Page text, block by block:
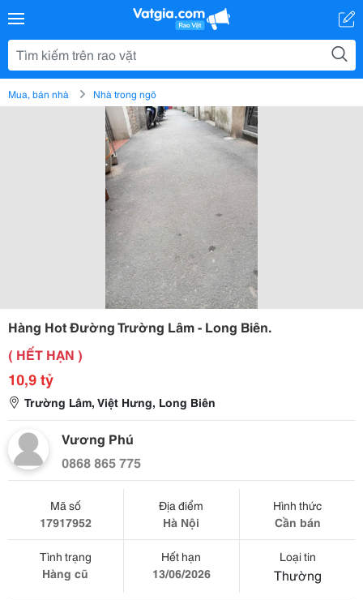
Mua, bán nhà Nhà trong ngõ
Hàng Hot Đường Trường Lâm - Long Biên.
( HẾT HẠN )
10,9 tỷ
Trường Lâm, Việt Hưng, Long Biên
Vương Phú
0868 865 775
Mã số
17917952
Địa điểm
Hà Nội
Hình thức
Cần bán
Tình trạng
Hàng cũ
Hết hạn
13/06/2026
Loại tin
Thường